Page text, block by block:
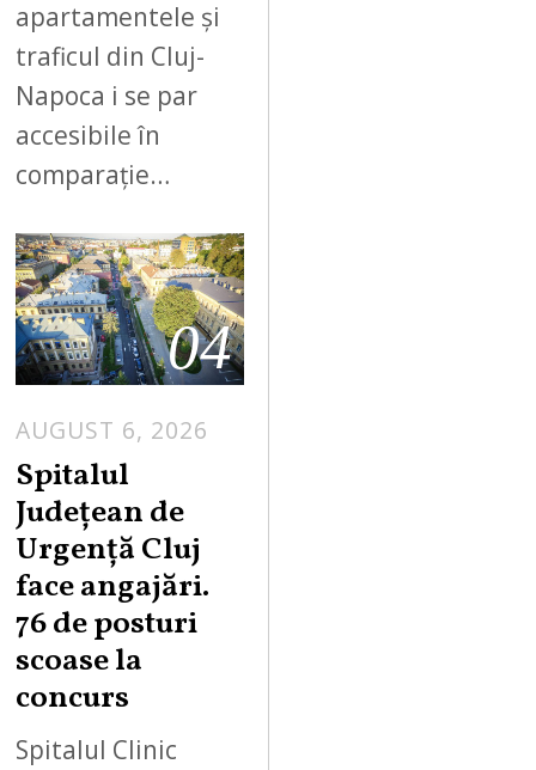
apartamentele și
traficul din Cluj-
Napoca i se par
accesibile în
comparație…
04
AUGUST 6, 2026
Spitalul
Județean de
Urgență Cluj
face angajări.
76 de posturi
scoase la
concurs
Spitalul Clinic